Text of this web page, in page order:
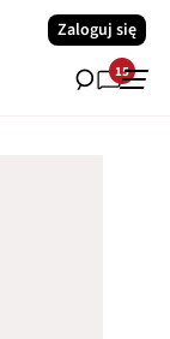
Zaloguj się
15